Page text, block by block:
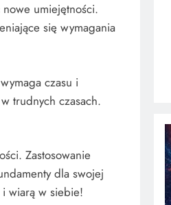
umiejętności.
się wymagania
czasu i
trudnych czasach.
Zastosowanie
dla swojej
i wiarą w siebie!